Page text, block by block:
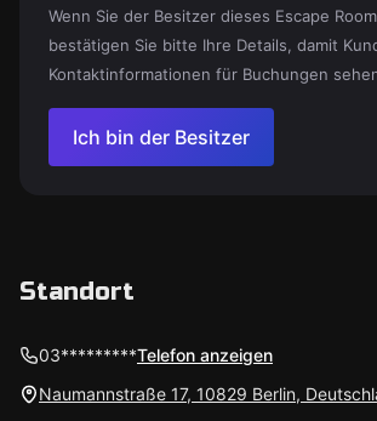
Wenn Sie der Besitzer dieses Escape
bestätigen Sie bitte Ihre Details, damit
Kontaktinformationen für Buchungen
Ich bin der Besitzer
Standort
03*********Telefon anzeigen
Naumannstraße 17, 10829 Berlin,